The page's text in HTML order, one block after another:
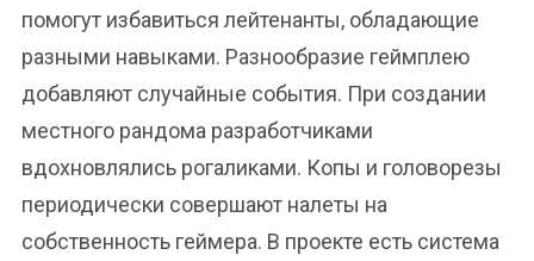
помогут избавиться лейтенанты, обладающие
разными навыками. Разнообразие геймплею
добавляют случайные события. При создании
местного рандома разработчиками
вдохновлялись рогаликами. Копы и головорезы
периодически совершают налеты на
собственность геймера. В проекте есть система